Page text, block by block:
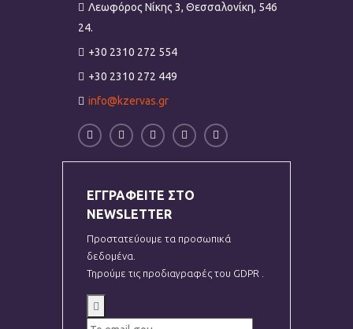
Λεωφόρος Νίκης 3, Θεσσαλονίκη, 546
24.
+30 2310 272 554
+30 2310 272 449
info@kzervas.gr
ΕΓΓΡΑΦΕΙΤΕ ΣΤΟ
NEWSLETTER
Προστατεύουμε τα προσωπικά
δεδομένα.
Τηρούμε τις προδιαγραφές του GDPR .